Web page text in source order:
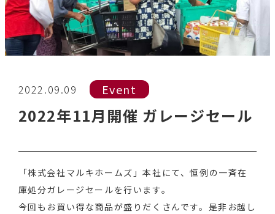
2022.09.09 Event
2022年11月開催 ガレージセール
「株式会社マルキホームズ」本社にて、恒例の一斉在
庫処分ガレージセールを行います。
今回もお買い得な商品が盛りだくさんです。是非お越し